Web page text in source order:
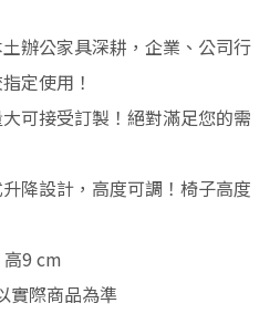
辦公家具深耕，企業、公司行
定使用！
可接受訂製！絕對滿足您的需
降設計，高度可調！椅子高度
9 cm
實際商品為準